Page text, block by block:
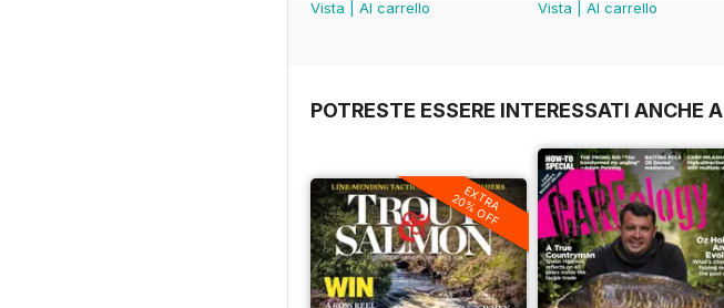
Vista
Al carrello
Vista
Al carrello
POTRESTE ESSERE INTERESSATI ANCHE A
EXTRA
20% OFF